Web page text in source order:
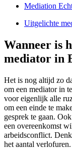
Mediation
Uitgelichte
Wanneer is
mediator in
Het is nog altijd zo
om een mediator in
voor eigenlijk alle
om een einde te
gesprek te gaan.
een overeenkomst
arbeidsconflict.
het aantal verlofuren.